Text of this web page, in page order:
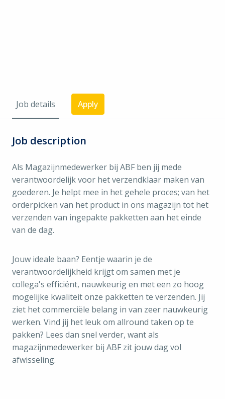
Job details Apply
Job description
Als Magazijnmedewerker bij ABF ben jij mede
verantwoordelijk voor het verzendklaar maken van
goederen. Je helpt mee in het gehele proces; van het
orderpicken van het product in ons magazijn tot het
verzenden van ingepakte pakketten aan het einde
van de dag.
Jouw ideale baan? Eentje waarin je de
verantwoordelijkheid krijgt om samen met je
collega's efficiënt, nauwkeurig en met een zo hoog
mogelijke kwaliteit onze pakketten te verzenden. Jij
ziet het commerciële belang in van zeer nauwkeurig
werken. Vind jij het leuk om allround taken op te
pakken? Lees dan snel verder, want als
magazijnmedewerker bij ABF zit jouw dag vol
afwisseling.